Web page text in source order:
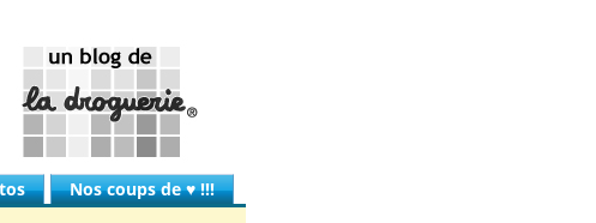
Nos coups de ♥ !!!